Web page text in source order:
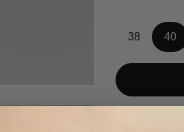
38 40